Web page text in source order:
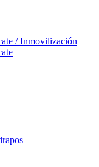
/ Inmovilización